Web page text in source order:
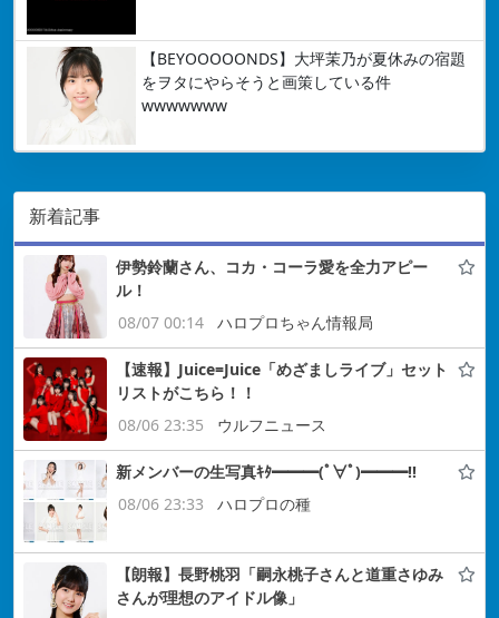
【BEYOOOOONDS】大坪茉乃が夏休みの宿題
をヲタにやらそうと画策している件
wwwwwww
新着記事
伊勢鈴蘭さん、コカ・コーラ愛を全力アピー
ル！
08/07 00:14
ハロプロちゃん情報局
【速報】Juice=Juice「めざましライブ」セット
リストがこちら！！
08/06 23:35
ウルフニュース
新メンバーの生写真ｷﾀ━━━(ﾟ∀ﾟ)━━━!!
08/06 23:33
ハロプロの種
【朗報】長野桃羽「嗣永桃子さんと道重さゆみ
さんが理想のアイドル像」